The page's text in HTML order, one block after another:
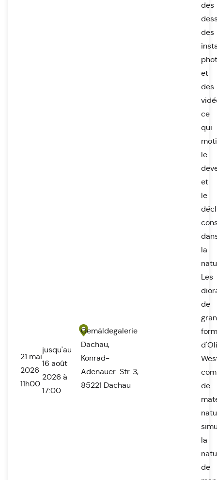
21 mai
2026
11h00
jusqu'au
16 août
2026 à
17:00
Gemäldegalerie
Dachau,
Konrad-
Adenauer-Str. 3,
85221 Dachau
des
des
et
des
ce
qui
le
et
le
la
Les
de
de
la
de